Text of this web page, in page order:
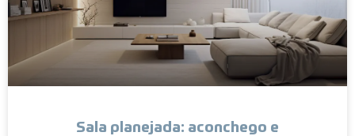
Sala planejada: aconchego e